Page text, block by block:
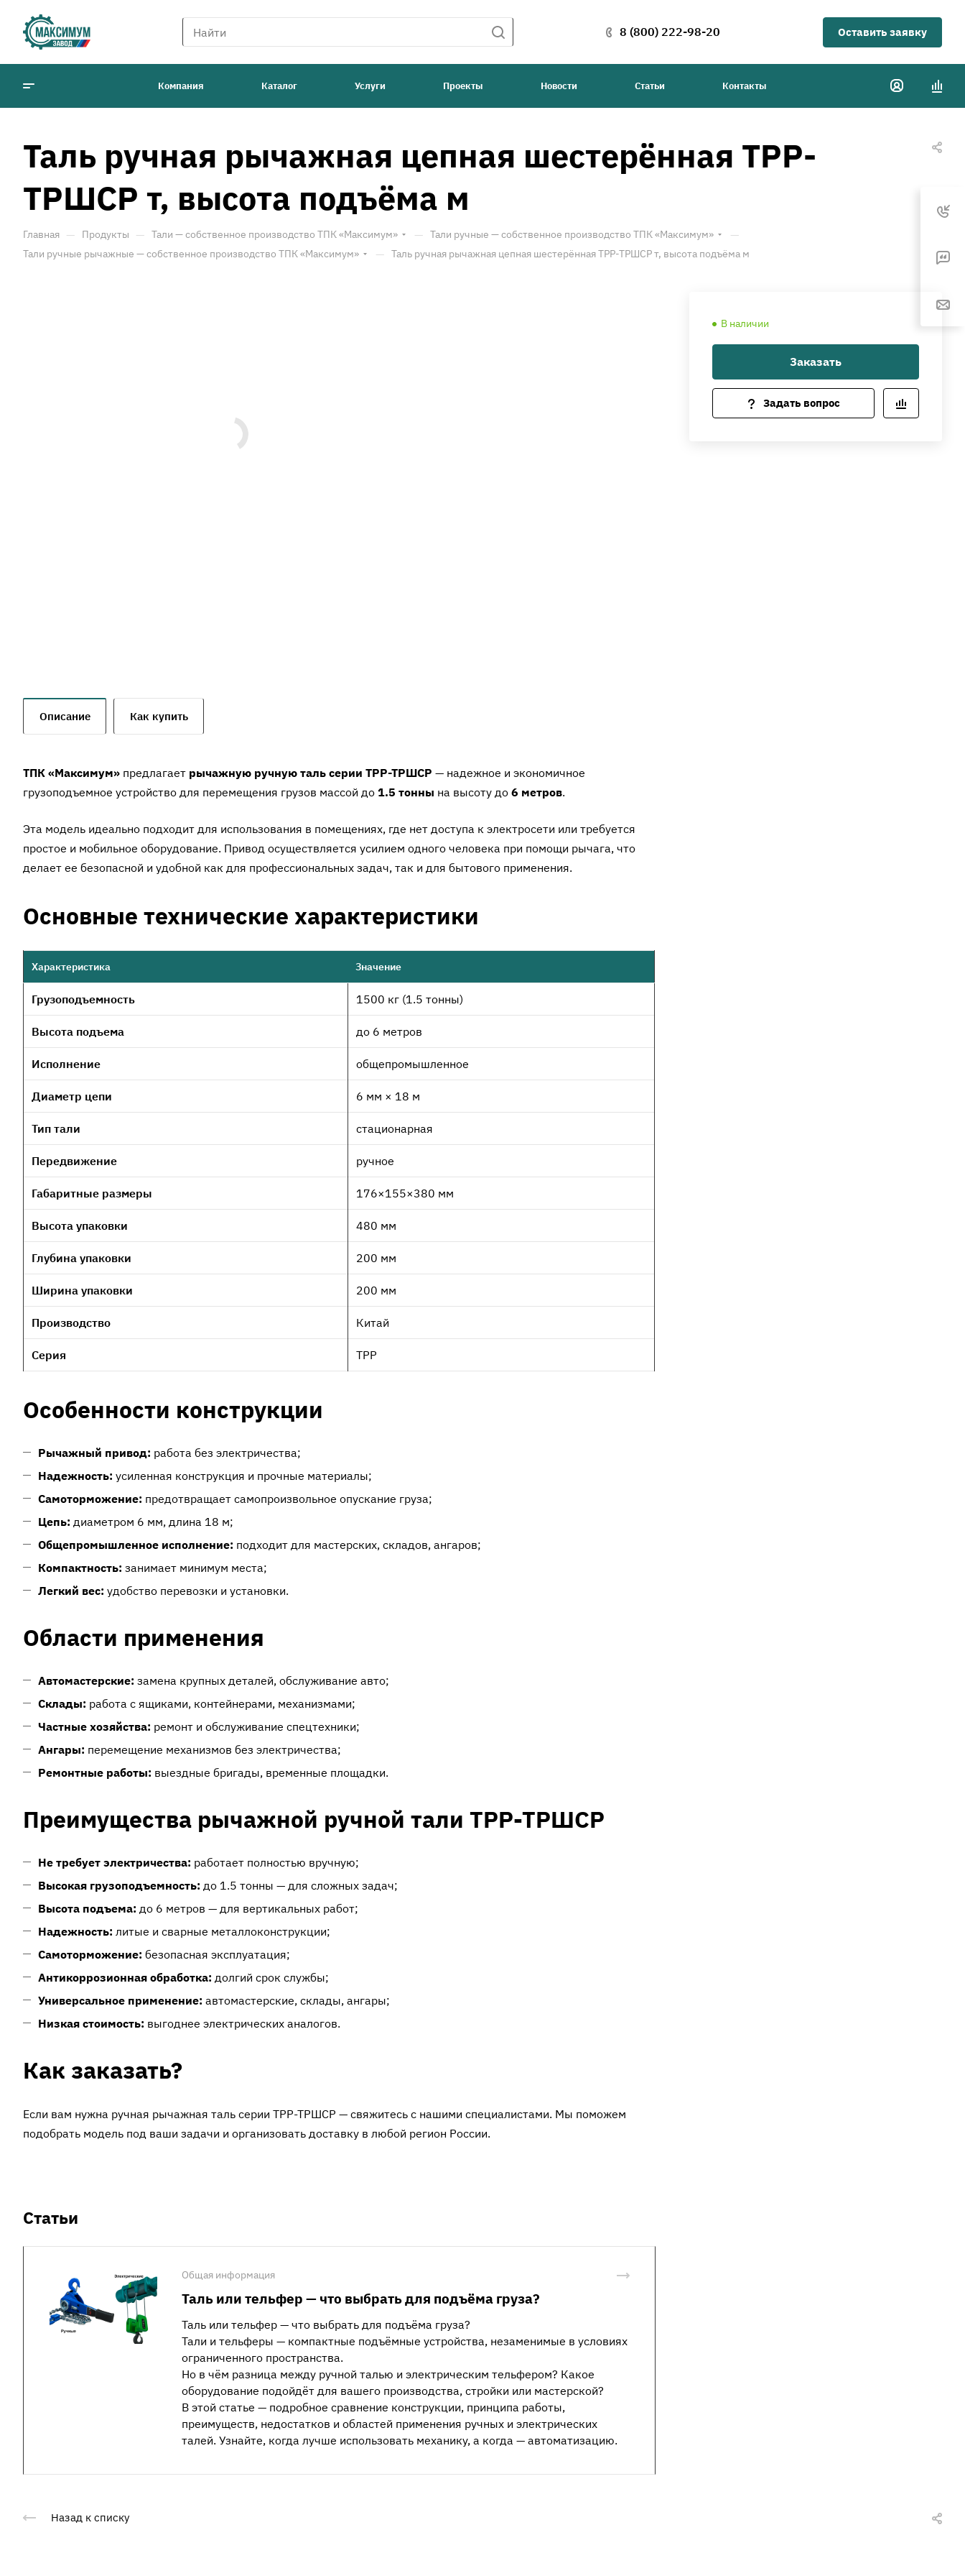
8 (800) 222-98-20 Оставить заявку
Компания Каталог Услуги Проекты Новости Статьи Контакты
Таль ручная рычажная цепная шестерённая ТРР-
ТРШСР т, высота подъёма м
Главная — Продукты — Тали — собственное производство ТПК «Максимум» — Тали ручные — собственное производство ТПК «Максимум» —
Тали ручные рычажные — собственное производство ТПК «Максимум» — Таль ручная рычажная цепная шестерённая ТРР-ТРШСР т, высота подъёма м
В наличии
Заказать
Задать вопрос
Описание Как купить
ТПК «Максимум» предлагает рычажную ручную таль серии ТРР-ТРШСР — надежное и экономичное
грузоподъемное устройство для перемещения грузов массой до 1.5 тонны на высоту до 6 метров.
Эта модель идеально подходит для использования в помещениях, где нет доступа к электросети или требуется
простое и мобильное оборудование. Привод осуществляется усилием одного человека при помощи рычага, что
делает ее безопасной и удобной как для профессиональных задач, так и для бытового применения.
Основные технические характеристики
Характеристика Значение
Грузоподъемность 1500 кг (1.5 тонны)
Высота подъема до 6 метров
Исполнение общепромышленное
Диаметр цепи 6 мм × 18 м
Тип тали стационарная
Передвижение ручное
Габаритные размеры 176×155×380 мм
Высота упаковки 480 мм
Глубина упаковки 200 мм
Ширина упаковки 200 мм
Производство Китай
Серия ТРР
Особенности конструкции
Рычажный привод: работа без электричества;
Надежность: усиленная конструкция и прочные материалы;
Самоторможение: предотвращает самопроизвольное опускание груза;
Цепь: диаметром 6 мм, длина 18 м;
Общепромышленное исполнение: подходит для мастерских, складов, ангаров;
Компактность: занимает минимум места;
Легкий вес: удобство перевозки и установки.
Области применения
Автомастерские: замена крупных деталей, обслуживание авто;
Склады: работа с ящиками, контейнерами, механизмами;
Частные хозяйства: ремонт и обслуживание спецтехники;
Ангары: перемещение механизмов без электричества;
Ремонтные работы: выездные бригады, временные площадки.
Преимущества рычажной ручной тали ТРР-ТРШСР
Не требует электричества: работает полностью вручную;
Высокая грузоподъемность: до 1.5 тонны — для сложных задач;
Высота подъема: до 6 метров — для вертикальных работ;
Надежность: литые и сварные металлоконструкции;
Самоторможение: безопасная эксплуатация;
Антикоррозионная обработка: долгий срок службы;
Универсальное применение: автомастерские, склады, ангары;
Низкая стоимость: выгоднее электрических аналогов.
Как заказать?
Если вам нужна ручная рычажная таль серии ТРР-ТРШСР — свяжитесь с нашими специалистами. Мы поможем
подобрать модель под ваши задачи и организовать доставку в любой регион России.
Статьи
Общая информация
Таль или тельфер — что выбрать для подъёма груза?
Таль или тельфер — что выбрать для подъёма груза?
Тали и тельферы — компактные подъёмные устройства, незаменимые в условиях
ограниченного пространства.
Но в чём разница между ручной талью и электрическим тельфером? Какое
оборудование подойдёт для вашего производства, стройки или мастерской?
В этой статье — подробное сравнение конструкции, принципа работы,
преимуществ, недостатков и областей применения ручных и электрических
талей. Узнайте, когда лучше использовать механику, а когда — автоматизацию.
Назад к списку